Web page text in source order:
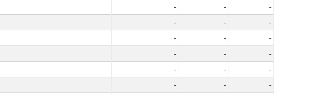
- -
-
- -
-
- -
-
- -
-
- -
-
- -
-